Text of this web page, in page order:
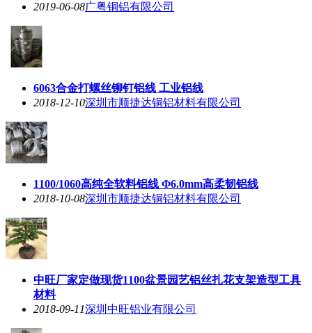
2019-06-08广粤铜铝有限公司
6063合金打螺丝铆钉铝线 工业铝线
2018-12-10深圳市顺捷达铜铝材料有限公司
1100/1060高纯全软料铝线 Φ6.0mm高柔韧铝线
2018-10-08深圳市顺捷达铜铝材料有限公司
中旺厂家定做现货1100盆景园艺铝丝扎花支架造型工具
材料
2018-09-11深圳中旺铝业有限公司